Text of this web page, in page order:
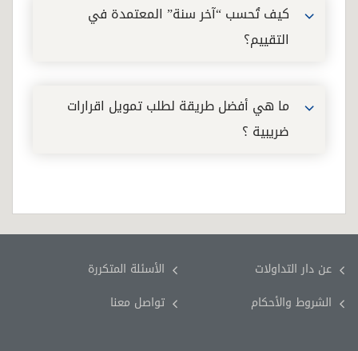
كيف تُحسب “آخر سنة” المعتمدة في
التقييم؟
ما هي أفضل طريقة لطلب تمويل اقرارات
ضريبية ؟
عن دار التداولات
الأسئلة المتكررة
الشروط والأحكام
تواصل معنا